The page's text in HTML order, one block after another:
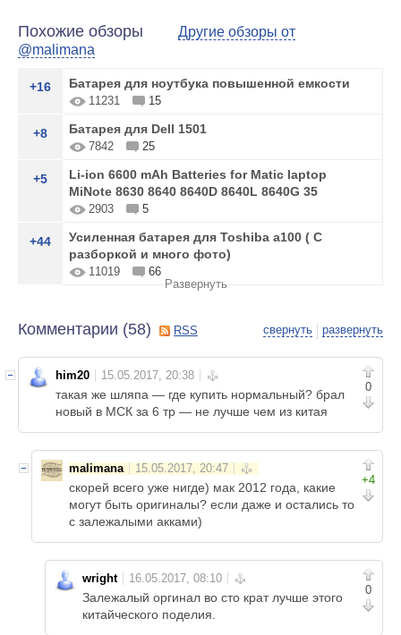
Похожие обзоры
Другие обзоры от
@malimana
+16 Батарея для ноутбука повышенной емкости
11231 15
+8 Батарея для Dell 1501
7842 25
+5
Li-ion 6600 mAh Batteries for Matic laptop
MiNote 8630 8640 8640D 8640L 8640G 35
2903 5
+44
Усиленная батарея для Toshiba a100 ( С
разборкой и много фото)
11019
66
Развернуть
свернуть развернуть
Комментарии (58) RSS
0
him20
такая же шляпа — где купить нормальный? брал
новый в МСК за 6 тр — не лучше чем из китая
+4
malimana
скорей всего уже нигде) мак 2012 года, какие
могут быть оригиналы? если даже и остались то
с залежалыми акками)
0
wright
Залежалый оргинал во сто крат лучше этого
китайческого поделия.